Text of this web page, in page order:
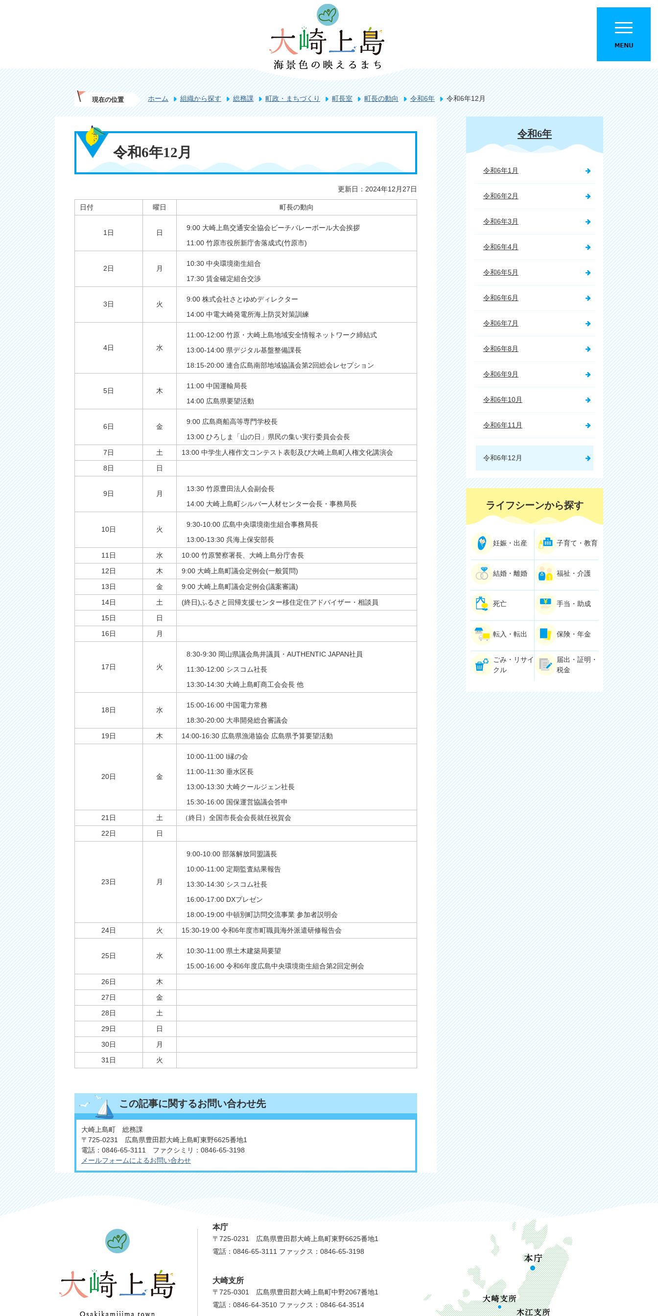
現在の位置 ホーム 組織から探す 総務課 町政・まちづくり 町長室 町長の動向 令和6年 令和6年12月
令和6年12月
更新日：2024年12月27日
日付 曜日 町長の動向
1日 日
9:00 大崎上島交通安全協会ビーチバレーボール大会挨拶
11:00 竹原市役所新庁舎落成式(竹原市)
2日 月
10:30 中央環境衛生組合
17:30 賃金確定組合交渉
3日 火
9:00 株式会社さとゆめディレクター
14:00 中電大崎発電所海上防災対策訓練
4日 水
11:00-12:00 竹原・大崎上島地域安全情報ネットワーク締結式
13:00-14:00 県デジタル基盤整備課長
18:15-20:00 連合広島南部地域協議会第2回総会レセプション
5日 木
11:00 中国運輸局長
14:00 広島県要望活動
6日 金
9:00 広島商船高等専門学校長
13:00 ひろしま「山の日」県民の集い実行委員会会長
7日
土
13:00 中学生人権作文コンテスト表彰及び大崎上島町人権文化講演会
8日
日
9日 月
13:30 竹原豊田法人会副会長
14:00 大崎上島町シルバー人材センター会長・事務局長
10日 火
9:30-10:00 広島中央環境衛生組合事務局長
13:00-13:30 呉海上保安部長
11日
水
10:00 竹原警察署長、大崎上島分庁舎長
12日
木
9:00 大崎上島町議会定例会(一般質問)
13日
金
9:00 大崎上島町議会定例会(議案審議)
14日
土
(終日)ふるさと回帰支援センター移住定住アドバイザー・相談員
15日
日
16日
月
17日 火
8:30-9:30 岡山県議会鳥井議員・AUTHENTIC JAPAN社員
11:30-12:00 シスコム社長
13:30-14:30 大崎上島町商工会会長 他
18日 水
15:00-16:00 中国電力常務
18:30-20:00 大串開発総合審議会
19日
木 14:00-16:30 広島県漁港協会 広島県予算要望活動
20日 金
10:00-11:00 I縁の会
11:00-11:30 垂水区長
13:00-13:30 大崎クールジェン社長
15:30-16:00 国保運営協議会答申
21日
土
（終日）全国市長会会長就任祝賀会
22日
日
23日 月
9:00-10:00 部落解放同盟議長
10:00-11:00 定期監査結果報告
13:30-14:30 シスコム社長
16:00-17:00 DXプレゼン
18:00-19:00 中頓別町訪問交流事業 参加者説明会
24日
火 15:30-19:00 令和6年度市町職員海外派遣研修報告会
25日 水
10:30-11:00 県土木建築局要望
15:00-16:00 令和6年度広島中央環境衛生組合第2回定例会
26日
木
27日
金
28日
土
29日
日
30日
月
31日
火
この記事に関するお問い合わせ先
大崎上島町 総務課
〒725-0231 広島県豊田郡大崎上島町東野6625番地1
電話：0846-65-3111 ファクシミリ：0846-65-3198
メールフォームによるお問い合わせ
令和6年
令和6年1月
令和6年2月
令和6年3月
令和6年4月
令和6年5月
令和6年6月
令和6年7月
令和6年8月
令和6年9月
令和6年10月
令和6年11月
令和6年12月
ライフシーンから探す
妊娠・出産 子育て・教育
結婚・離婚 福祉・介護
死亡 手当・助成
転入・転出 保険・年金
ごみ・リサイ
クル
届出・証明・
税金
本庁
〒725-0231 広島県豊田郡大崎上島町東野6625番地1
電話：0846-65-3111 ファックス：0846-65-3198
大崎支所
〒725-0301 広島県豊田郡大崎上島町中野2067番地1
電話：0846-64-3510 ファックス：0846-64-3514